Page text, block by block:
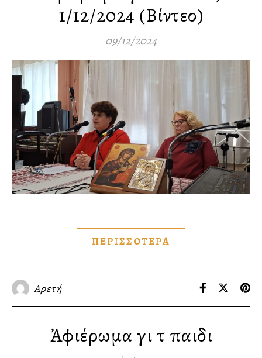
1/12/2024 (Βίντεο)
09/12/2024
ΠΕΡΙΣΣΟΤΕΡΑ
Αρετή
Ἀφιέρωμα γιὰ τὰ παιδιὰ